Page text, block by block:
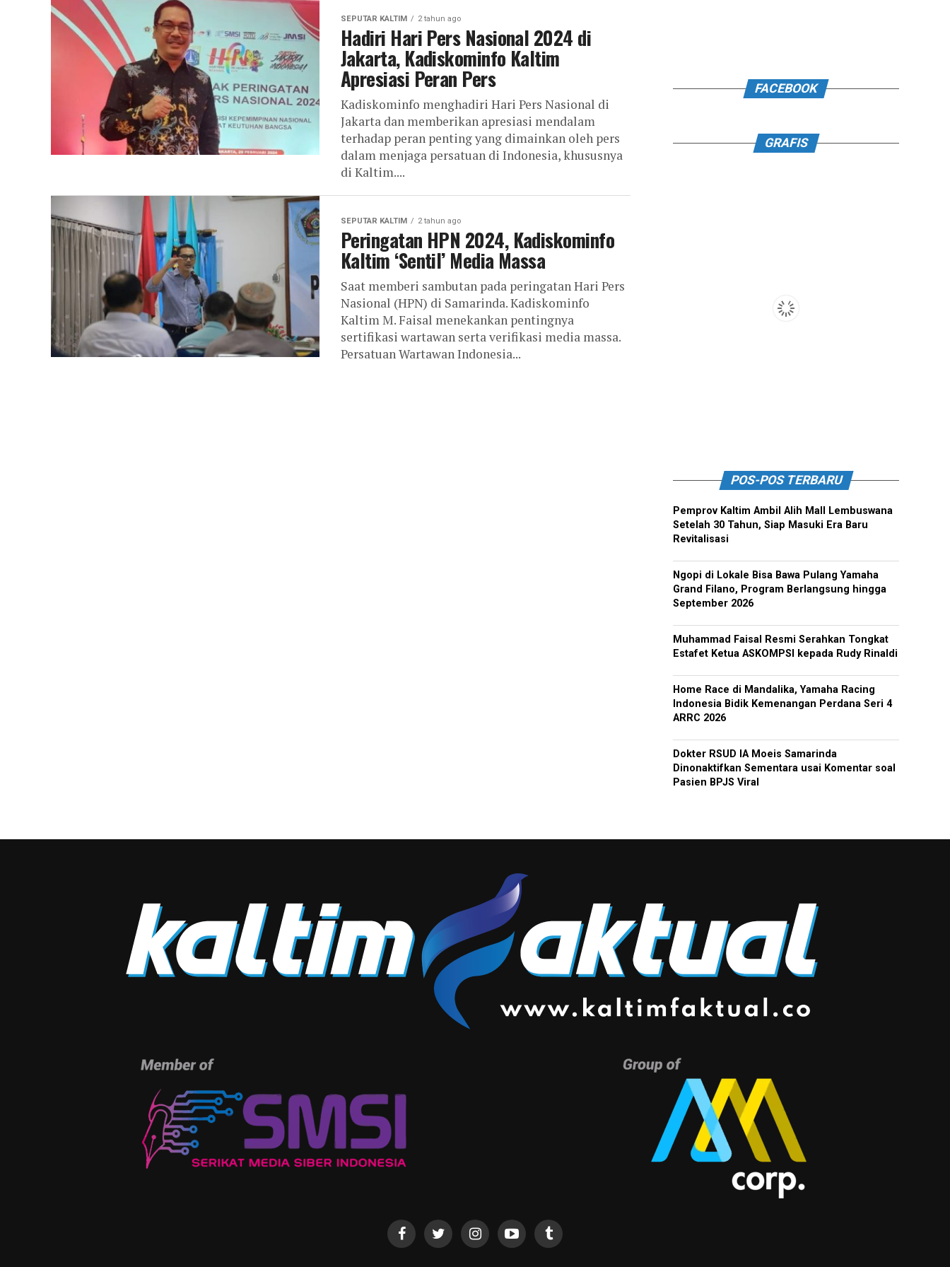
SEPUTAR KALTIM 2 tahun ago
Hadiri Hari Pers Nasional 2024 di
Jakarta, Kadiskominfo Kaltim
Apresiasi Peran Pers
Kadiskominfo menghadiri Hari Pers Nasional di
Jakarta dan memberikan apresiasi mendalam
terhadap peran penting yang dimainkan oleh pers
dalam menjaga persatuan di Indonesia, khususnya
di Kaltim....
SEPUTAR KALTIM 2 tahun ago
Peringatan HPN 2024, Kadiskominfo
Kaltim ‘Sentil’ Media Massa
Saat memberi sambutan pada peringatan Hari Pers
Nasional (HPN) di Samarinda. Kadiskominfo
Kaltim M. Faisal menekankan pentingnya
sertifikasi wartawan serta verifikasi media massa.
Persatuan Wartawan Indonesia...
FACEBOOK
GRAFIS
POS-POS TERBARU
Pemprov Kaltim Ambil Alih Mall Lembuswana
Setelah 30 Tahun, Siap Masuki Era Baru
Revitalisasi
Ngopi di Lokale Bisa Bawa Pulang Yamaha
Grand Filano, Program Berlangsung hingga
September 2026
Muhammad Faisal Resmi Serahkan Tongkat
Estafet Ketua ASKOMPSI kepada Rudy Rinaldi
Home Race di Mandalika, Yamaha Racing
Indonesia Bidik Kemenangan Perdana Seri 4
ARRC 2026
Dokter RSUD IA Moeis Samarinda
Dinonaktifkan Sementara usai Komentar soal
Pasien BPJS Viral